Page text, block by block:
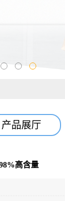
产品展厅
高含量